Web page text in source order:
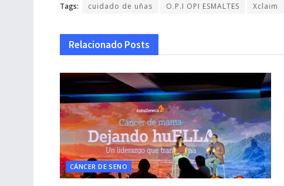
Tags: cuidado de uñas O.P.I OPI ESMALTES Xclaim
Relacionado Posts
CÁNCER DE SENO